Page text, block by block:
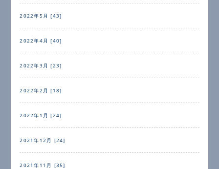
2022年5月 [43]
2022年4月 [40]
2022年3月 [23]
2022年2月 [18]
2022年1月 [24]
2021年12月 [24]
2021年11月 [35]